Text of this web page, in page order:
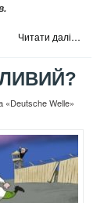
Читати далі…
Welle»